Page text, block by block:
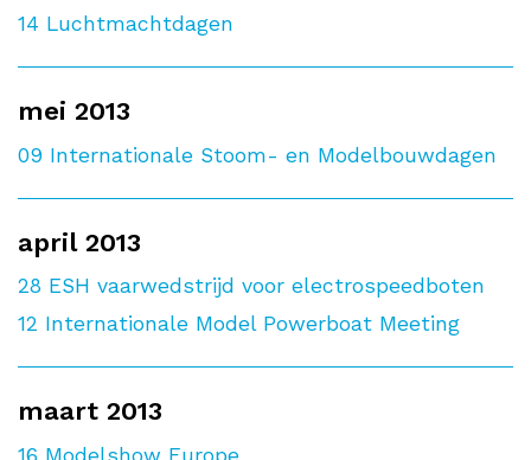
14 Luchtmachtdagen
mei 2013
09 Internationale Stoom- en Modelbouwdagen
april 2013
28 ESH vaarwedstrijd voor electrospeedboten
12 Internationale Model Powerboat Meeting
maart 2013